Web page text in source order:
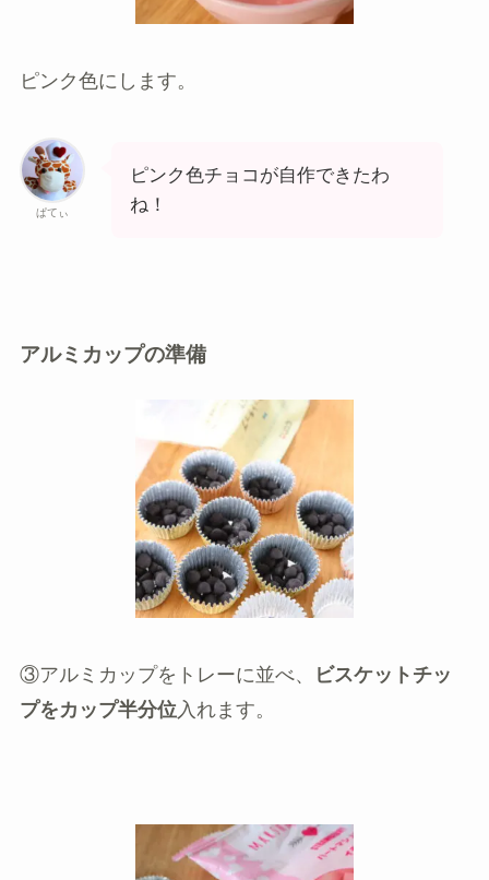
ピンク色にします。
ぱてぃ
ピンク色チョコが自作できたわ
ね！
アルミカップの準備
③アルミカップをトレーに並べ、
ビスケットチッ
プをカップ半分位 入れます。